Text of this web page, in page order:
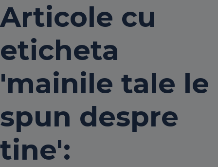
Articole cu
eticheta
'mainile tale le
spun despre
tine':